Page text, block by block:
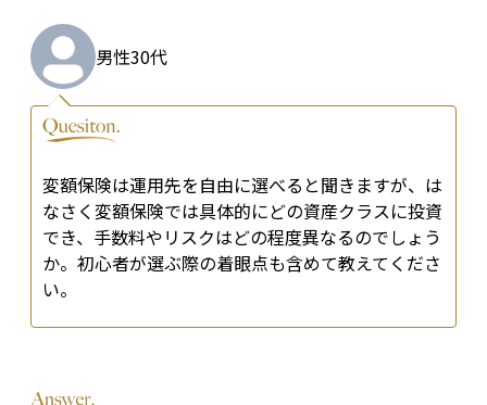
男性30代
変額保険は運用先を自由に選べると聞きますが、は
なさく変額保険では具体的にどの資産クラスに投資
でき、手数料やリスクはどの程度異なるのでしょう
か。初心者が選ぶ際の着眼点も含めて教えてくださ
い。